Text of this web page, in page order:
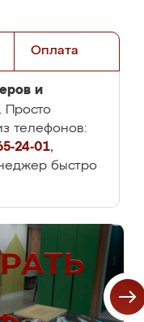
Оплата
и
Просто
телефонов:
24-01,
быстро